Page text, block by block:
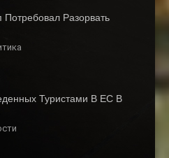
Разорвать
Туристами В ЕС В